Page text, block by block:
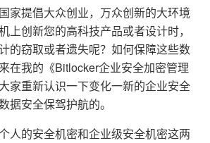
家提倡大众创业，万众创新的大环境
上创新您的高科技产品或者设计时，
的窃取或者遗失呢？如何保障这些数
在我的《Bitlocker企业安全加密管理
家重新认识一下变化一新的企业安全
据安全保驾护航的。
人的安全机密和企业级安全机密这两